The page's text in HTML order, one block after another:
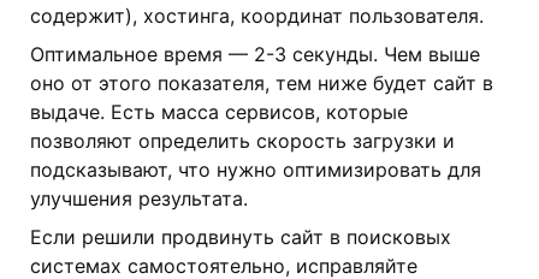
содержит), хостинга, координат пользователя.
Оптимальное время — 2-3 секунды. Чем выше
оно от этого показателя, тем ниже будет сайт в
выдаче. Есть масса сервисов, которые
позволяют определить скорость загрузки и
подсказывают, что нужно оптимизировать для
улучшения результата.
Если решили продвинуть сайт в поисковых
системах самостоятельно, исправляйте